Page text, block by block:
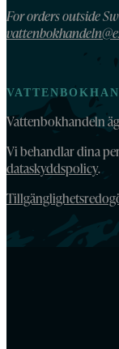
For orders outside
Vattenbokhandeln
Vi behandlar dina
dataskyddspolicy.